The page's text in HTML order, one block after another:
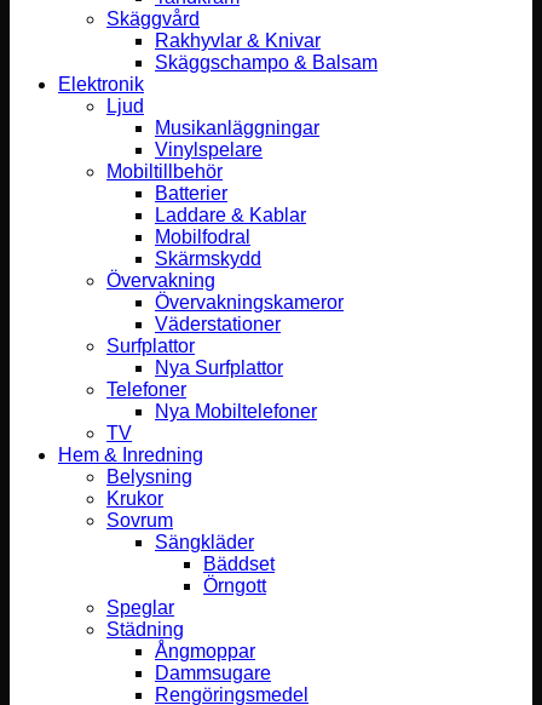
Skäggvård
Rakhyvlar & Knivar
Skäggschampo & Balsam
Elektronik
Ljud
Musikanläggningar
Vinylspelare
Mobiltillbehör
Batterier
Laddare & Kablar
Mobilfodral
Skärmskydd
Övervakning
Övervakningskameror
Väderstationer
Surfplattor
Nya Surfplattor
Telefoner
Nya Mobiltelefoner
TV
Hem & Inredning
Belysning
Krukor
Sovrum
Sängkläder
Bäddset
Örngott
Speglar
Städning
Ångmoppar
Dammsugare
Rengöringsmedel